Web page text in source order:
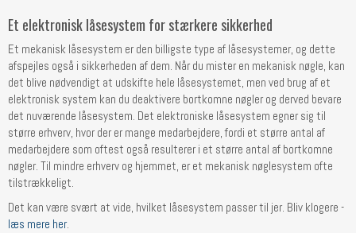
Et elektronisk låsesystem for stærkere sikkerhed
Et mekanisk låsesystem er den billigste type af låsesystemer, og dette
afspejles også i sikkerheden af dem. Når du mister en mekanisk nøgle, kan
det blive nødvendigt at udskifte hele låsesystemet, men ved brug af et
elektronisk system kan du deaktivere bortkomne nøgler og derved bevare
det nuværende låsesystem. Det elektroniske låsesystem egner sig til
større erhverv, hvor der er mange medarbejdere, fordi et større antal af
medarbejdere som oftest også resulterer i et større antal af bortkomne
nøgler. Til mindre erhverv og hjemmet, er et mekanisk nøglesystem ofte
tilstrækkeligt.
Det kan være svært at vide, hvilket låsesystem passer til jer. Bliv klogere -
læs mere her.